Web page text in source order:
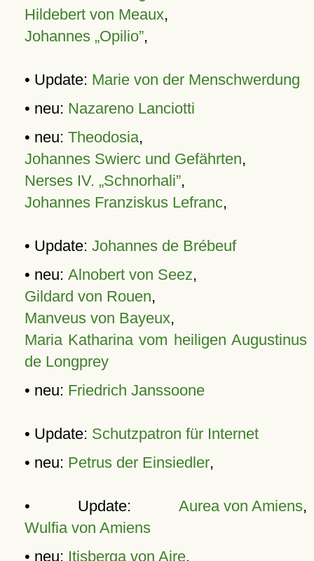
Hildebert von Meaux,
Johannes „Opilio”,
• Update: Marie von der Menschwerdung
• neu: Nazareno Lanciotti
• neu: Theodosia,
Johannes Swierc und Gefährten,
Nerses IV. „Schnorhali”,
Johannes Franziskus Lefranc,
• Update: Johannes de Brébeuf
• neu: Alnobert von Seez,
Gildard von Rouen,
Manveus von Bayeux,
Maria Katharina vom heiligen Augustinus
de Longprey
• neu: Friedrich Janssoone
• Update: Schutzpatron für Internet
• neu: Petrus der Einsiedler,
• Update: Aurea von Amiens,
Wulfia von Amiens
• neu: Itisberga von Aire,